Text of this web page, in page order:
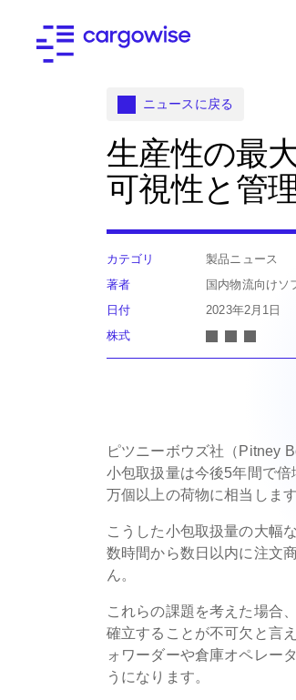
ニュースに戻る
生産性の最
可視性と管
カテゴリ
製品ニュース
著者
国内物流向けソ
日付
2023年2月1日
株式
ピツニーボウズ社（Pitney
小包取扱量は今後5年間で
万個以上の荷物に相当します
こうした小包取扱量の大幅
数時間から数日以内に注文
ん。
これらの課題を考えた場合
確立することが不可欠と言
ォワーダーや倉庫オペレー
うになります。